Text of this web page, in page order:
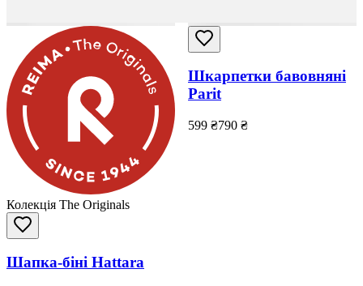
Колекція The Originals
Шапка-біні Hattara
Шкарпетки бавовняні
Parit
599 ₴790 ₴